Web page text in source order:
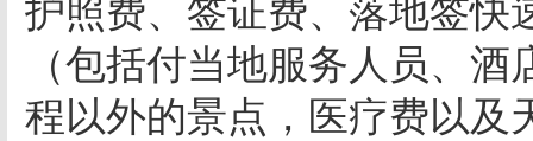
护照费、签证费、落地签快
（包括付当地服务人员、
程以外的景点，医疗费以及